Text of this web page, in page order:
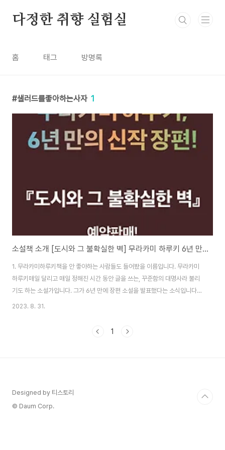
다정한 취향 실험실
홈 태그 방명록
샐러드를좋아하는사자 1
소설책 소개 [도시와 그 불확실한 벽] 무라카미 하루키 6년 만의 신작!
1. 무라카미하루키책을 안 좋아하는 사람들도 들어봤을 이름입니다. 무라카미
하루키매일 달리고 매일 정해진 시간 동안 글을 쓰는, 꾸준함의 대명사라 불리
기도 하는 소설가입니다. 그가 6년 만에 장편 소설을 발표했다는 소식입니다!
2023년 9월 6일 공식 발간일인데요, 미리 선예약을 받고 있습니다. 아무래도
그 불확실한 벽]은 문학동네에서 발간됩니다. 신간이 나올 때 출판사에서 이벤
2023. 8. 31.
1
Designed by 티스토리
© Daum Corp.